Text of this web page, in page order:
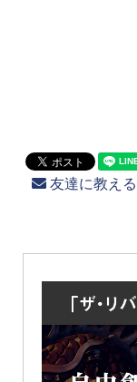
友達に教える